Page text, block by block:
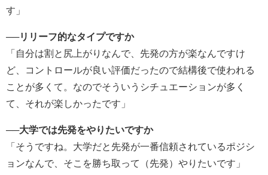
す」
──リリーフ的なタイプですか
「自分は割と尻上がりなんで、先発の方が楽なんですけ
ど、コントロールが良い評価だったので結構後で使われる
ことが多くて。なのでそういうシチュエーションが多く
て、それが楽しかったです」
──大学では先発をやりたいですか
「そうですね。大学だと先発が一番信頼されているポジシ
ョンなんで、そこを勝ち取って（先発）やりたいです」